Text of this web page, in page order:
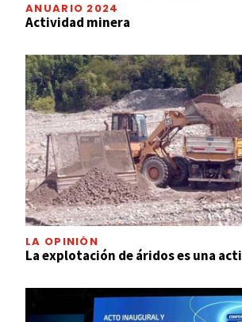
ANUARIO 2024
Actividad minera
LA OPINIÓN
La explotación de áridos es una